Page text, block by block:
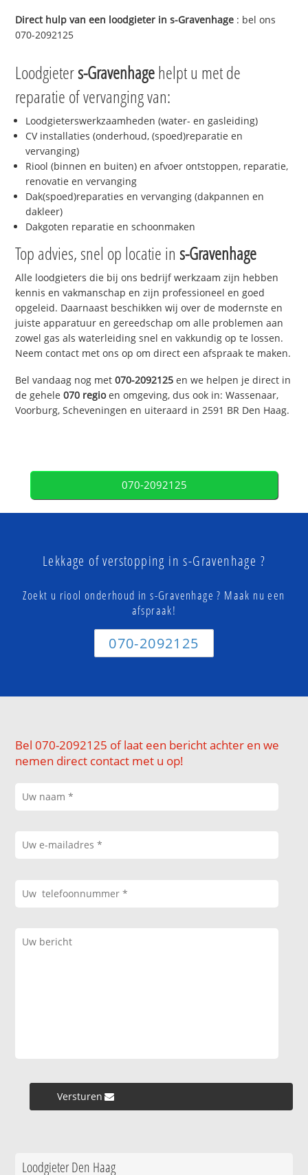
Direct hulp van een loodgieter ins-Gravenhage : bel ons
070-2092125
Loodgieters-Gravenhagehelpt u met de
reparatie of vervanging van:
Loodgieterswerkzaamheden (water- en gasleiding)
CV installaties (onderhoud, (spoed)reparatie en
vervanging)
Riool (binnen en buiten) en afvoer ontstoppen, reparatie,
renovatie en vervanging
Dak(spoed)reparaties en vervanging (dakpannen en
dakleer)
Dakgoten reparatie en schoonmaken
Top advies, snel op locatie in s-Gravenhage
Alle loodgieters die bij ons bedrijf werkzaam zijn hebben
kennis en vakmanschap en zijn professioneel en goed
opgeleid. Daarnaast beschikken wij over de modernste en
juiste apparatuur en gereedschap om alle problemen aan
zowel gas als waterleiding snel en vakkundig op te lossen.
Neem contact met ons op om direct een afspraak te maken.
Bel vandaag nog met070-2092125 en we helpen je direct in
de gehele070 regioen omgeving, dus ook in: Wassenaar,
Voorburg, Scheveningen en uiteraard in 2591 BR Den Haag.
070-2092125
Lekkage of verstopping in s-Gravenhage ?
Zoekt u riool onderhoud in s-Gravenhage ? Maak nu een
afspraak!
070-2092125
Bel 070-2092125 of laat een bericht achter en we
nemen direct contact met u op!
Versturen »
Loodgieter Den Haag